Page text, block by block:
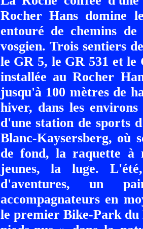
Rocher Hans domine
entouré de chemins
vosgien. Trois sentiers
le GR 5, le GR 531 et le
installée au Rocher
jusqu'à 100 mètres de
hiver, dans les
d'une station de sports
Blanc-Kaysersberg, où
de fond, la raquette à
jeunes, la luge.
d'aventures, un
accompagnateurs en
le premier Bike-Park du